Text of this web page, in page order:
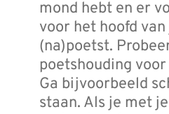
mond hebt en er
voor het hoofd
(na)poetst.
poetshouding
Ga bijvoorbeeld
staan. Als je met